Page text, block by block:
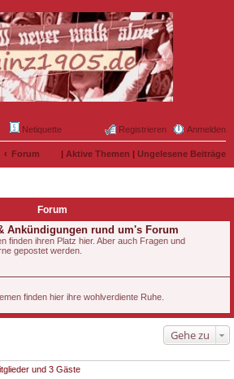
Netiquette Anmelden
Registrieren
Forum | Aktive Themen | Ungelesene Beiträge
Forum
Ankündigungen rund um's Forum
finden ihren Platz hier. Aber auch Fragen und
gepostet werden.
finden hier ihre wohlverdiente Ruhe.
Gehe zu
und 3 Gäste